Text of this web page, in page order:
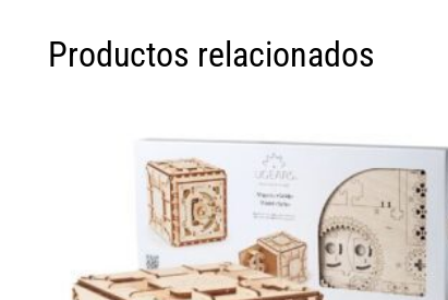
Productos relacionados